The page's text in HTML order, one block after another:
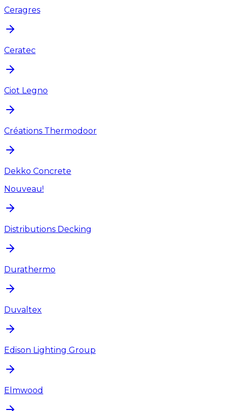
Ceragres
Ceratec
Ciot Legno
Créations Thermodoor
Dekko Concrete
Nouveau!
Distributions Decking
Durathermo
Duvaltex
Edison Lighting Group
Elmwood